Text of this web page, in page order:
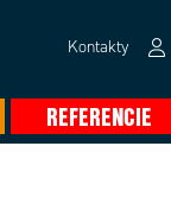
Kontakty
REFERENCIE